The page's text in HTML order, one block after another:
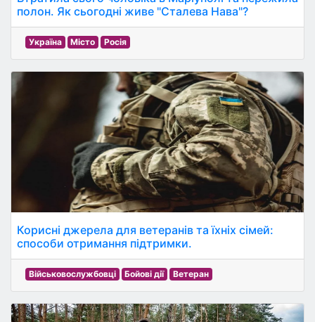
полон. Як сьогодні живе "Сталева Нава"?
Україна Місто Росія
Корисні джерела для ветеранів та їхніх сімей:
способи отримання підтримки.
Військовослужбовці Бойові дії Ветеран